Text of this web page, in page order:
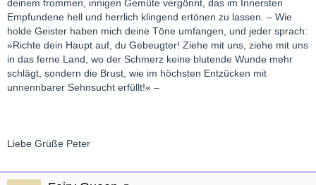
deinem frommen, innigen Gemüte vergönnt, das im Innersten
Empfundene hell und herrlich klingend ertönen zu lassen. – Wie
holde Geister haben mich deine Töne umfangen, und jeder sprach:
»Richte dein Haupt auf, du Gebeugter! Ziehe mit uns, ziehe mit uns
in das ferne Land, wo der Schmerz keine blutende Wunde mehr
schlägt, sondern die Brust, wie im höchsten Entzücken mit
unnennbarer Sehnsucht erfüllt!« –
Liebe Grüße Peter